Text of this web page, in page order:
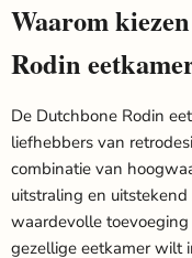
Waarom
Rodin
De Dutchbone Rodin
liefhebbers van
combinatie van
uitstraling en
waardevolle
gezellige eetkamer wilt